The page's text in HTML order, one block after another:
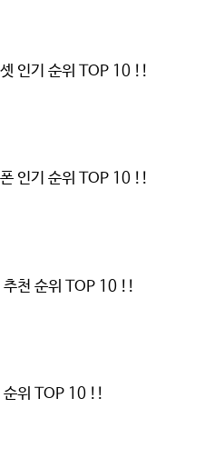
인기 순위 TOP 10 !!
인기 순위 TOP 10 !!
추천 순위 TOP 10 !!
순위 TOP 10 !!